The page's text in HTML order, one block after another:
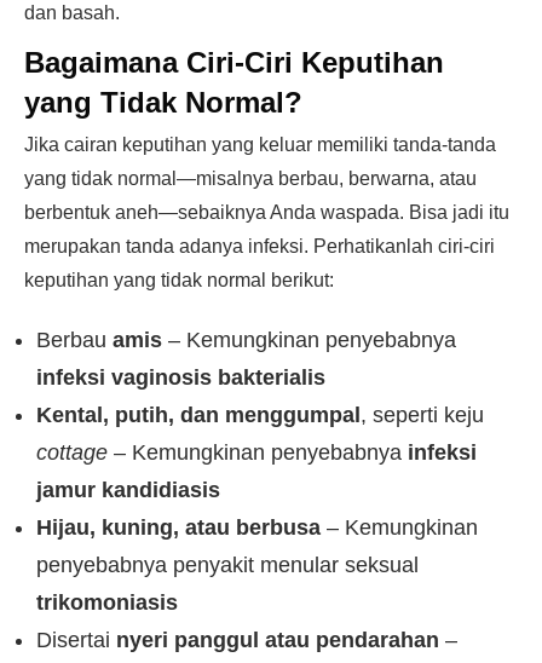
dan basah.
Bagaimana Ciri-Ciri Keputihan
yang Tidak Normal?
Jika cairan keputihan yang keluar memiliki tanda-tanda
yang tidak normal—misalnya berbau, berwarna, atau
berbentuk aneh—sebaiknya Anda waspada. Bisa jadi itu
merupakan tanda adanya infeksi. Perhatikanlah ciri-ciri
keputihan yang tidak normal berikut:
Berbau amis – Kemungkinan penyebabnya
infeksi vaginosis bakterialis
Kental, putih, dan menggumpal, seperti keju
cottage – Kemungkinan penyebabnya infeksi
jamur kandidiasis
Hijau, kuning, atau berbusa – Kemungkinan
penyebabnya penyakit menular seksual
trikomoniasis
Disertai nyeri panggul atau pendarahan –